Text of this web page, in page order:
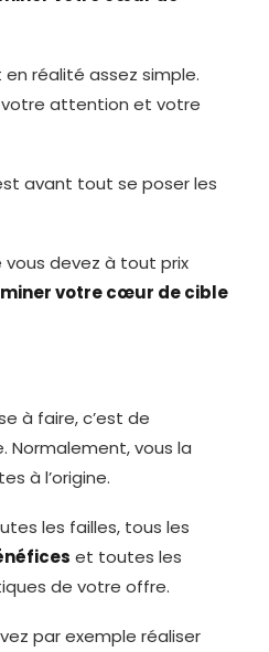
réalité assez simple.
attention et votre
avant tout se poser les
vous devez à tout prix
votre cœur de cible
à faire, c’est de
vous la
à l’origine.
les failles, tous les
et toutes les
de votre offre.
par exemple réaliser